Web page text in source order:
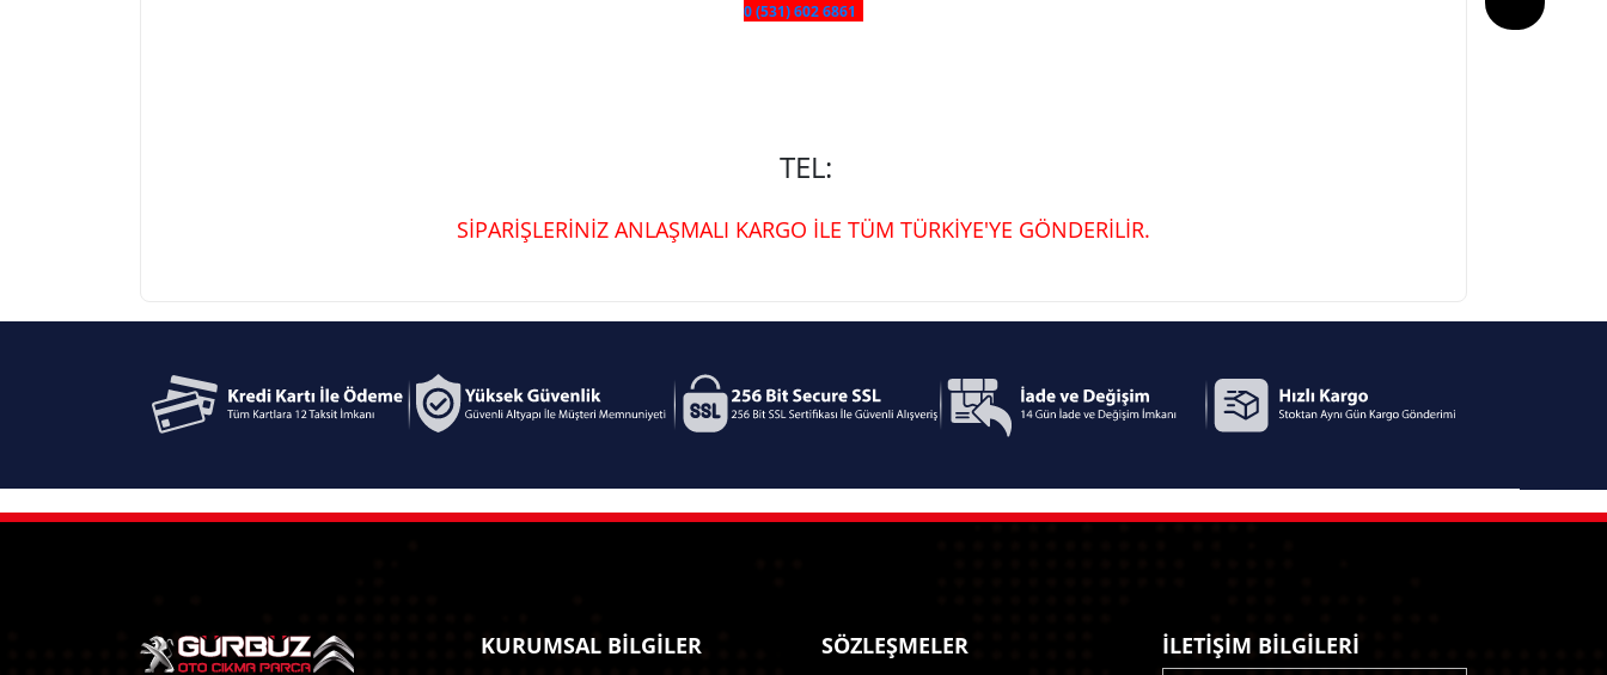
0 (531) 602 6861
TEL:
SİPARİŞLERİNİZ ANLAŞMALI KARGO İLE TÜM TÜRKİYE'YE GÖNDERİLİR.
KURUMSAL BİLGİLER SÖZLEŞMELER İLETİŞİM BİLGİLERİ